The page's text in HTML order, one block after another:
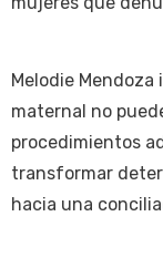
Melodie
maternal no
procedimientos
transformar
hacia una